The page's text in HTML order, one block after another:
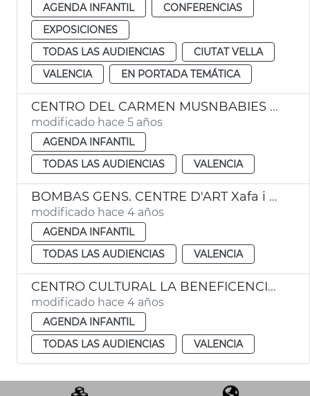
AGENDA INFANTIL
CONFERENCIAS
EXPOSICIONES
TODAS LAS AUDIENCIAS
CIUTAT VELLA
VALENCIA
EN PORTADA TEMÁTICA
CENTRO DEL CARMEN MUSNBABIES Acciones cotidianas
modificado hace 5 años
AGENDA INFANTIL
TODAS LAS AUDIENCIAS
VALENCIA
BOMBAS GENS. CENTRE D'ART Xafa i Xof! Itinerario familiar a la bodega y el jardín
modificado hace 4 años
AGENDA INFANTIL
TODAS LAS AUDIENCIAS
VALENCIA
CENTRO CULTURAL LA BENEFICENCIA Darwin y la observación de la naturaleza: el origen de las especies.
modificado hace 4 años
AGENDA INFANTIL
TODAS LAS AUDIENCIAS
VALENCIA